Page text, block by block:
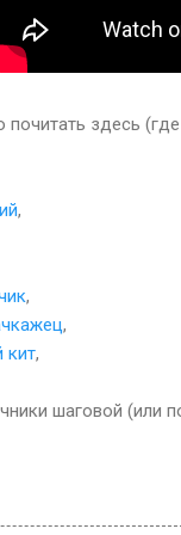
здесь
,
,
,
кит,
шаговой (или